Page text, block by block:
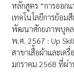
หลักสูตร “การออ
เทคโนโลยีการย้อม
พัฒนาศักยภาพบุคล
พ.ศ. 2567 : Up
สาขาเสื้อผ้าและเค
มกราคม 2568 ที่ผ่